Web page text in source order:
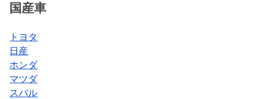
国産車
トヨタ
日産
ホンダ
マツダ
スバル